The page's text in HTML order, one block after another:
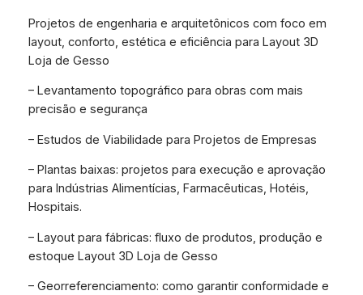
Projetos de engenharia e arquitetônicos com foco em
layout, conforto, estética e eficiência para Layout 3D
Loja de Gesso
– Levantamento topográfico para obras com mais
precisão e segurança
– Estudos de Viabilidade para Projetos de Empresas
– Plantas baixas: projetos para execução e aprovação
para Indústrias Alimentícias, Farmacêuticas, Hotéis,
Hospitais.
– Layout para fábricas: fluxo de produtos, produção e
estoque Layout 3D Loja de Gesso
– Georreferenciamento: como garantir conformidade e